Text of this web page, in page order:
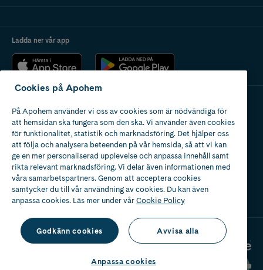
Ladda ner vår app
Apotek med tillstånd
av Läkemedelsverket
Cookies på Apohem
På Apohem använder vi oss av cookies som är nödvändiga för
att hemsidan ska fungera som den ska. Vi använder även cookies
för funktionalitet, statistik och marknadsföring. Det hjälper oss
att följa och analysera beteenden på vår hemsida, så att vi kan
ge en mer personaliserad upplevelse och anpassa innehåll samt
rikta relevant marknadsföring. Vi delar även informationen med
våra samarbetspartners. Genom att acceptera cookies
samtycker du till vår användning av cookies. Du kan även
anpassa cookies. Läs mer under vårCookie Policy
Godkänn cookies Avvisa alla
Anpassa cookies